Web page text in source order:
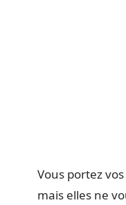
Vous portez
mais elles ne